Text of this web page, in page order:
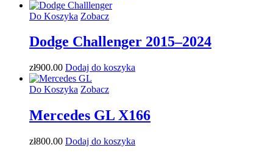
Do Koszyka Zobacz
Dodge Challenger 2015–2024
zł900.00 Dodaj do koszyka
Do Koszyka Zobacz
Mercedes GL X166
zł800.00 Dodaj do koszyka